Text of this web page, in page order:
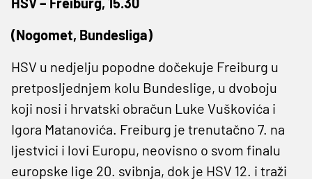
(Nogomet, Bundesliga)
HSV u nedjelju popodne dočekuje Freiburg u
pretposljednjem kolu Bundeslige, u dvoboju
koji nosi i hrvatski obračun Luke Vuškovića i
Igora Matanovića. Freiburg je trenutačno 7. na
ljestvici i lovi Europu, neovisno o svom finalu
europske lige 20. svibnja, dok je HSV 12. i traži